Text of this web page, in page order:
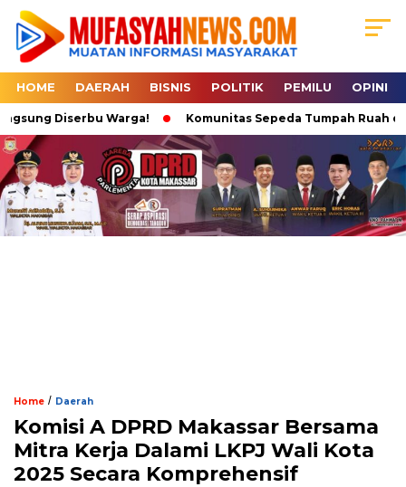
HOME DAERAH BISNIS POLITIK PEMILU OPINI
Diserbu Warga! Komunitas Sepeda Tumpah Ruah di
Home / Daerah
Komisi A DPRD Makassar Bersama
Mitra Kerja Dalami LKPJ Wali Kota
2025 Secara Komprehensif